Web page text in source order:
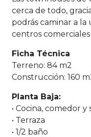
cerca de todo,
podrás caminar a la
centros
Ficha Técnica
Terreno: 84 m2
Construcción: 160
Planta Baja:
• Cocina, comedor
• Terraza
• 1/2 baño